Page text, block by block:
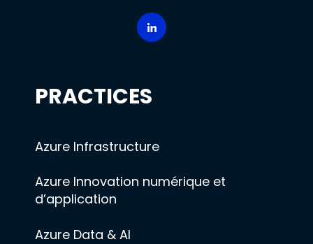
PRACTICES
Azure Infrastructure
Azure Innovation numérique et
d’application
Azure Data & AI